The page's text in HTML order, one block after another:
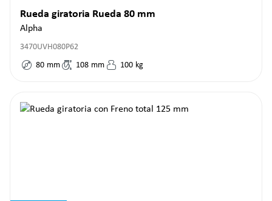
Rueda giratoria Rueda 80 mm
Alpha
3470UVH080P62
80 mm 108 mm 100 kg